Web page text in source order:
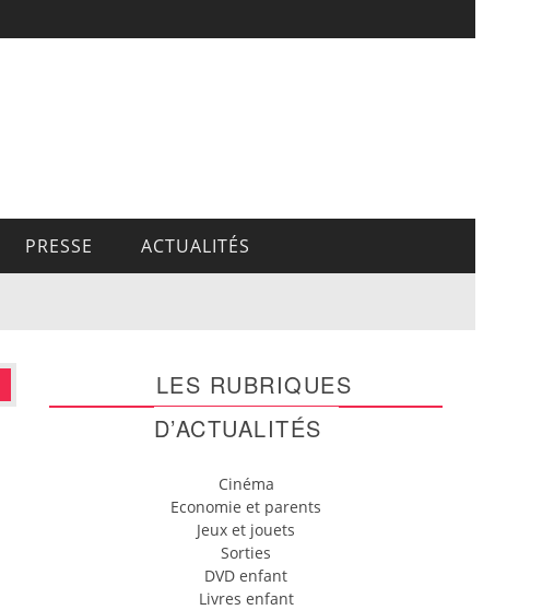
PRESSE ACTUALITÉS
LES RUBRIQUES
D’ACTUALITÉS
Cinéma
Economie et parents
Jeux et jouets
Sorties
DVD enfant
Livres enfant